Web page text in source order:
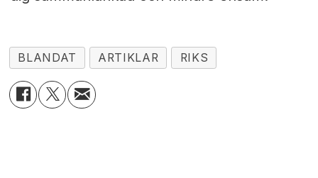
BLANDAT ARTIKLAR RIKS